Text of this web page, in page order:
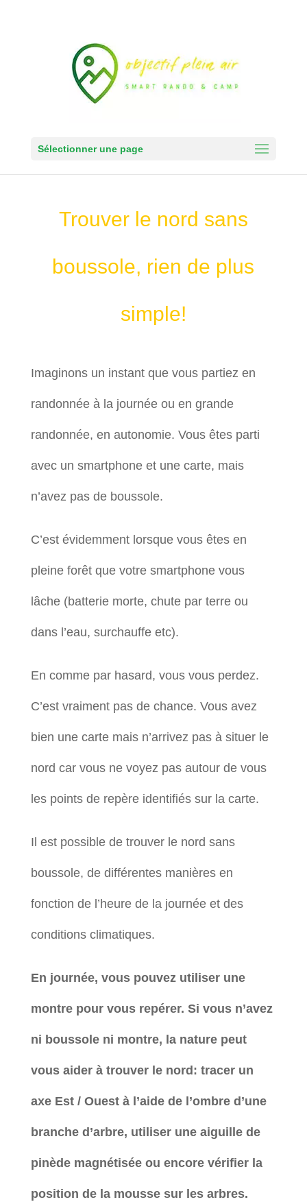
Sélectionner une page
Trouver le nord sans
boussole, rien de plus
simple!
Imaginons un instant que vous partiez en
randonnée à la journée ou en grande
randonnée, en autonomie. Vous êtes parti
avec un smartphone et une carte, mais
n’avez pas de boussole.
C’est évidemment lorsque vous êtes en
pleine forêt que votre smartphone vous
lâche (batterie morte, chute par terre ou
dans l’eau, surchauffe etc).
En comme par hasard, vous vous perdez.
C’est vraiment pas de chance. Vous avez
bien une carte mais n’arrivez pas à situer le
nord car vous ne voyez pas autour de vous
les points de repère identifiés sur la carte.
Il est possible de trouver le nord sans
boussole, de différentes manières en
fonction de l’heure de la journée et des
conditions climatiques.
En journée, vous pouvez utiliser une
montre pour vous repérer. Si vous n’avez
ni boussole ni montre, la nature peut
vous aider à trouver le nord: tracer un
axe Est / Ouest à l’aide de l’ombre d’une
branche d’arbre, utiliser une aiguille de
pinède magnétisée ou encore vérifier la
position de la mousse sur les arbres.